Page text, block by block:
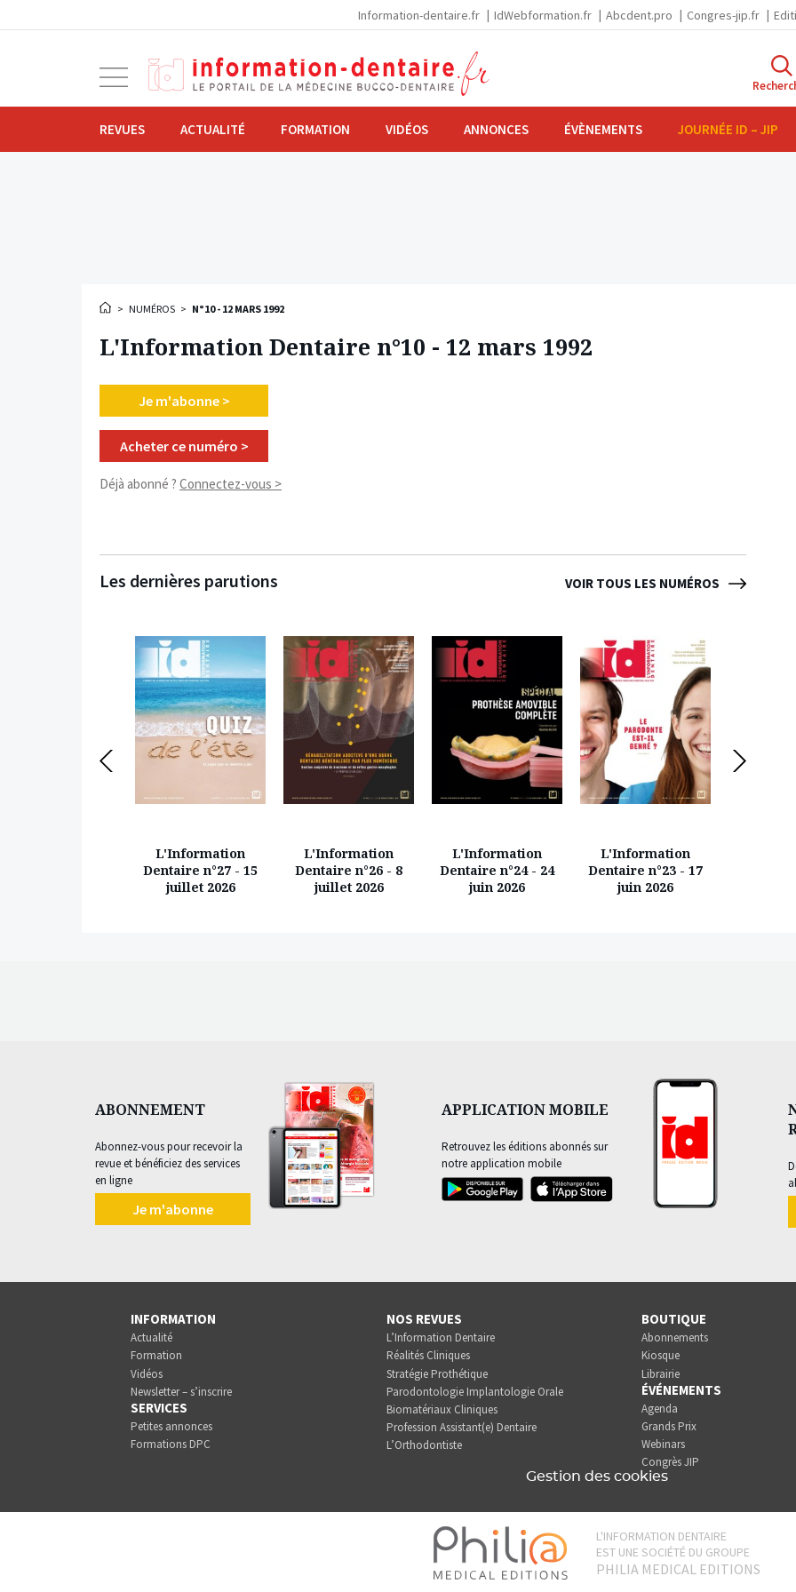
Information-dentaire.fr IdWebformation.fr Abcdent.pro Congres-jip.fr
navigation
REVUES ACTUALITÉ FORMATION VIDÉOS ANNONCES ÉVÈNEMENTS JOURNÉE ID – JIP
> NUMÉROS > N°10 - 12 MARS 1992
L'Information Dentaire n°10 - 12 mars 1992
Je m'abonne >
Acheter ce numéro >
Déjà abonné ? Connectez-vous >
Les dernières parutions VOIR TOUS LES NUMÉROS
L'Information
Dentaire n°27 - 15
juillet 2026
L'Information
Dentaire n°26 - 8
juillet 2026
L'Information
Dentaire n°24 - 24
juin 2026
L'Information
Dentaire n°23 - 17
juin 2026
ABONNEMENT
Abonnez-vous pour recevoir la
revue et bénéficiez des services
en ligne
Je m'abonne
APPLICATION MOBILE
Retrouvez les éditions abonnés sur
notre application mobile
INFORMATION
Actualité
Formation
Vidéos
Newsletter – s’inscrire
SERVICES
Petites annonces
Formations DPC
NOS REVUES
L’Information Dentaire
Réalités Cliniques
Stratégie Prothétique
Parodontologie Implantologie Orale
Biomatériaux Cliniques
Profession Assistant(e) Dentaire
L’Orthodontiste
BOUTIQUE
Abonnements
Kiosque
Librairie
ÉVÉNEMENTS
Agenda
Grands Prix
Webinars
Congrès JIP
Gestion des cookies
L'INFORMATION DENTAIRE
EST UNE SOCIÉTÉ DU GROUPE
PHILIA MEDICAL EDITIONS